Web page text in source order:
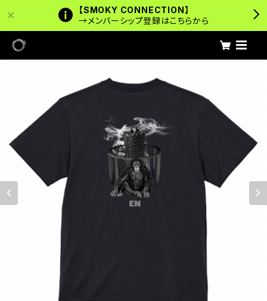
【SMOKY CONNECTION】
→メンバーシップ登録はこちらから